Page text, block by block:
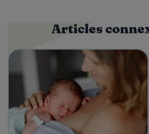
Articles